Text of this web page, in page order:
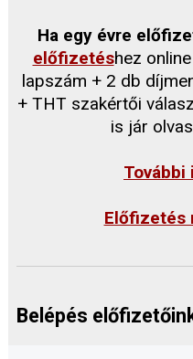
Ha egy évre
előfizetéshez
lapszám + 2 db
+ THT szakértői
is jár
Előfizetés
Belépés